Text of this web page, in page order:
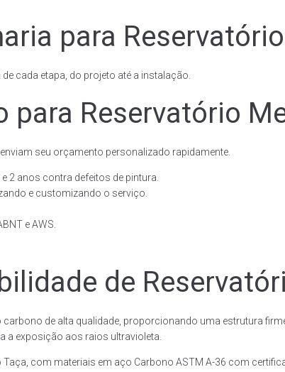
para
cada etapa, do projeto até a instalação.
para Reservatório
seu orçamento personalizado rapidamente.
2 anos contra defeitos de pintura.
e customizando o serviço.
e AWS.
de
de alta qualidade, proporcionando uma estrutura
a exposição aos raios ultravioleta.
com materiais em aço Carbono ASTM A-36 com